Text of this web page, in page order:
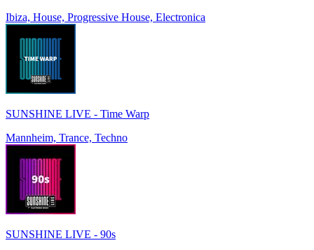
Ibiza, House, Progressive House, Electronica
SUNSHINE LIVE - Time Warp
Mannheim, Trance, Techno
SUNSHINE LIVE - 90s